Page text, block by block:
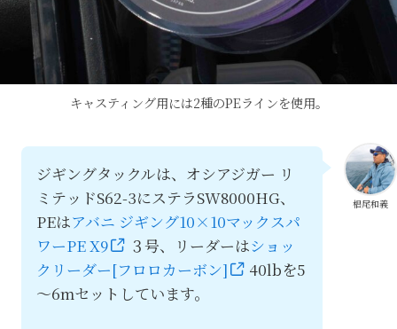
キャスティング用には2種のPEラインを使用。
椙尾和義
ジギングタックルは、オシアジガー リ
ミテッドS62-3にステラSW8000HG、
PEはアバニ ジギング10×10マックスパ
ワーPE X9
３号、リーダーはショッ
クリーダー[フロロカーボン]
40lbを5
～6mセットしています。